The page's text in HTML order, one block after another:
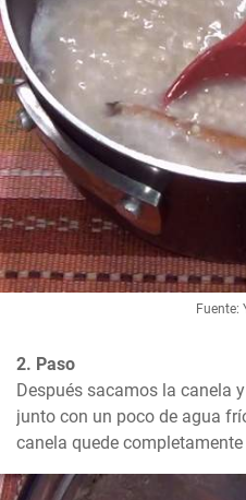
Fuente:
2. Paso
Después sacamos la canela
junto con un poco de agua
canela quede